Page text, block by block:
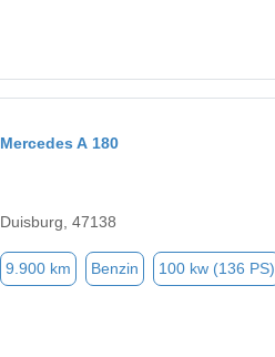
Mercedes A 180
Duisburg, 47138
9.900 km Benzin 100 kw (136 PS)